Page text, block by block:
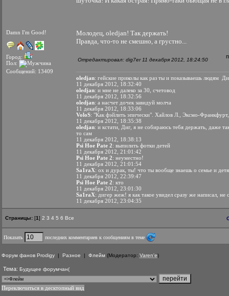
Damn I'm Good!
Город:
Пол:
Сообщений: 13409
Молодец, oledjan! Так держать!
Правда, что-то не смешно, а грустно...
Отредактировал: dig7er 11 декабря 2012, 18:24:50
oledjan: гейские приколы как раз ты и показываешь людям
11 декабря 2012, 18:32:40
oledjan: и мне не далеко за 30, счетовод
11 декабря 2012, 18:32:56
oledjan: а насчет дочек завидуй молча
11 декабря 2012, 18:33:06
VoloS: "Как фэйлить эпически". Хайлов Л., Эксмо-
11 декабря 2012, 18:35:38
oledjan: и кстати, Диг, я не собираюсь тебя держать, даже
то сам
11 декабря 2012, 18:38:13
Psi Hoe Pate 2: выпилить фотки детей
11 декабря 2012, 21:01:42
Psi Hoe Pate 2: неуместно!
11 декабря 2012, 21:01:54
Sa1raX: ох и дурак, ты! что ты вообще знаешь о семье и
11 декабря 2012, 22:39:47
Psi Hoe Pate 2: кто
11 декабря 2012, 23:01:30
Sa1raX: дигер жеж! я как такое увидел сразу же написал, не
11 декабря 2012, 23:04:35
Страницы: [1] 2 3 4 5 6 Все
Показать последних комментариев к сообщениям в теме
Форум фанов Prodigy | Разное | Флейм (Модератор: Varen'e)
Тема: Будущее форумчан(
Переключиться в десктопный вид